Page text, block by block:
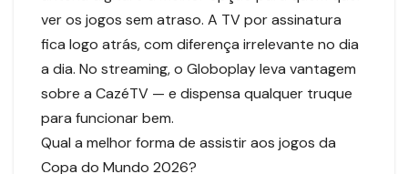
ver os jogos sem atraso. A TV por assinatura
fica logo atrás, com diferença irrelevante no dia
a dia. No streaming, o Globoplay leva vantagem
sobre a CazéTV — e dispensa qualquer truque
para funcionar bem.
Qual a melhor forma de assistir aos jogos da
Copa do Mundo 2026?